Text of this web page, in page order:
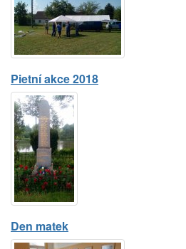
Pietní akce 2018
Den matek